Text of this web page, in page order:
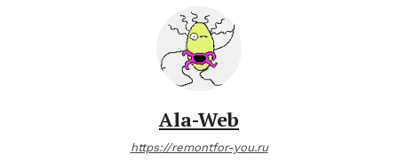
Ala-Web
https://remontfor-you.ru